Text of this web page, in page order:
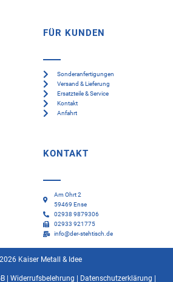
FÜR KUNDEN
Sonderanfertigungen
Versand & Lieferung
Ersatzteile & Service
Kontakt
Anfahrt
KONTAKT
Am Ohrt 2
59469 Ense
02938 9879306
02933 921775
info@der-stehtisch.de
Kaiser Metall & Idee
| Widerrufsbelehrung Datenschutzerklärung